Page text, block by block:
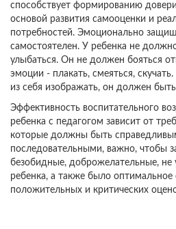
способствует формированию
основой развития самооценки и
потребностей. Эмоционально
самостоятелен. У ребенка не
улыбаться. Он не должен бояться
эмоции - плакать, смеяться,
из себя изображать, он должен
Эффективность воспитательного
ребенка с педагогом зависит от
которые должны быть
последовательными, важно, чтобы
безобидные, доброжелательные, не
ребенка, а также было
положительных и критических